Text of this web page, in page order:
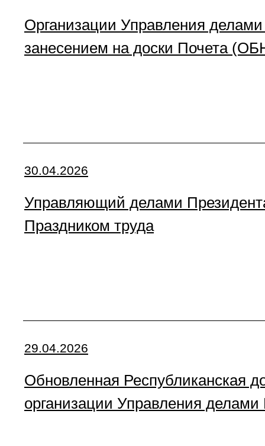
Организации Управления
занесением на доски Почета
30.04.2026
Управляющий делами
Праздником труда
29.04.2026
Обновленная Республиканская
организации Управления